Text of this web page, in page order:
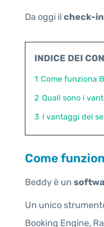
Da oggi il check-
INDICE DEI
1 Come funziona
2 Quali sono i
3 I vantaggi del
Come
Beddy è un
Un unico
Booking Engine,